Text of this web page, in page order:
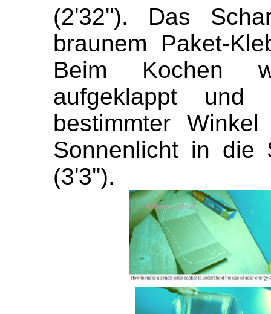
(2'32''). Das
braunem Paket-
Beim Kochen
aufgeklappt
bestimmter
Sonnenlicht in die
(3'3'').